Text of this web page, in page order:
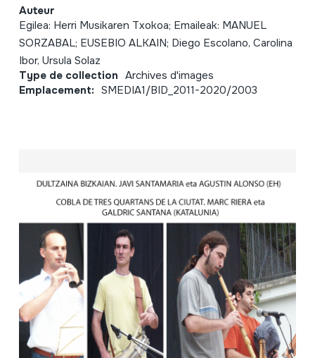
Auteur
Egilea: Herri Musikaren Txokoa; Emaileak: MANUEL
SORZABAL; EUSEBIO ALKAIN; Diego Escolano, Carolina
Ibor, Ursula Solaz
Type de collection Archives d'images
Emplacement: SMEDIA1/BID_2011-2020/2003